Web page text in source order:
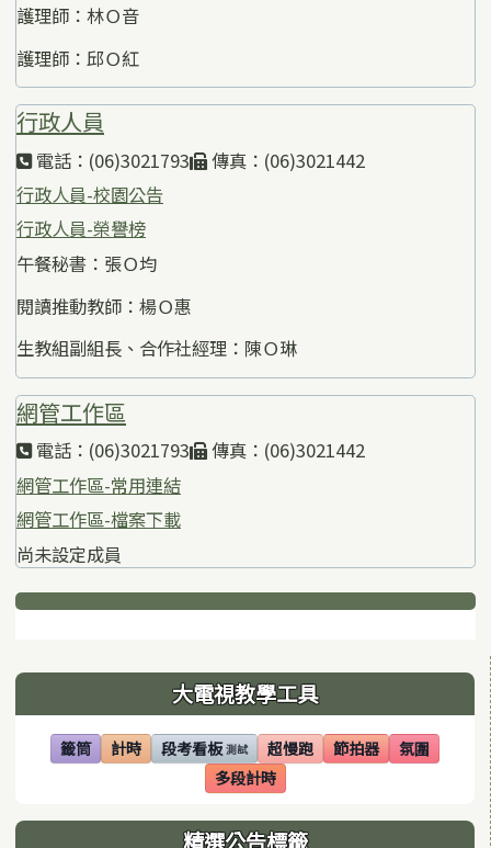
護理師：林Ｏ音
護理師：邱Ｏ紅
行政人員
電話：(06)3021793
傳真：(06)3021442
行政人員-校園公告
行政人員-榮譽榜
午餐秘書：張Ｏ均
閱讀推動教師：楊Ｏ惠
生教組副組長、合作社經理：陳Ｏ琳
網管工作區
電話：(06)3021793
傳真：(06)3021442
網管工作區-常用連結
網管工作區-檔案下載
尚未設定成員
下中區域內容
左邊區域內容 大電視教學工具
籤筒
(另開視窗)
計時
(另開視窗)段考看板 測試
(另開視窗) 超慢跑
(另開視窗)節拍器
(另開視窗)氛圍
(另開視窗)
多段計時
(另開視窗)